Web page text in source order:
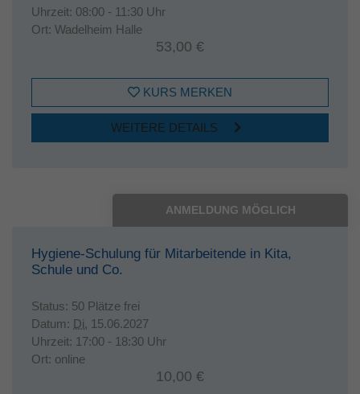
Uhrzeit: 08:00 - 11:30 Uhr
Ort: Wadelheim Halle
53,00 €
KURS MERKEN
WEITERE DETAILS
ANMELDUNG MÖGLICH
Hygiene-Schulung für Mitarbeitende in Kita,
Schule und Co.
Status: 50 Plätze frei
Datum: Di. 15.06.2027
Uhrzeit: 17:00 - 18:30 Uhr
Ort: online
10,00 €